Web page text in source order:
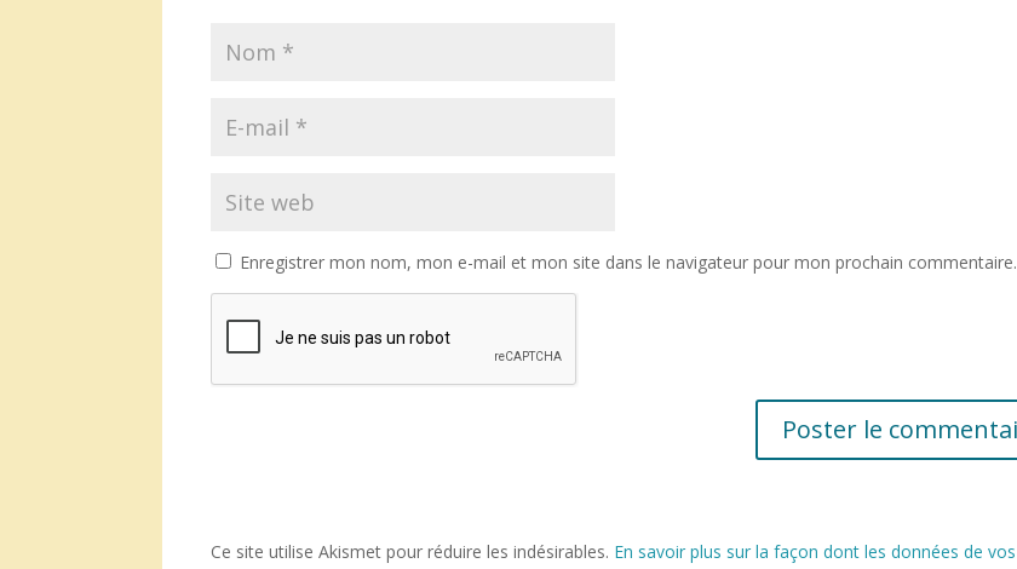
Enregistrer mon nom, mon e-mail et mon site dans le navigateur pour mon prochain commentaire.
Ce site utilise Akismet pour réduire les indésirables. En savoir plus sur la façon dont les données de vos